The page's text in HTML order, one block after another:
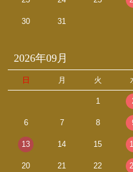
30 31
2026年09月
日 月 火
1
6 7 8
13 14 15
20 21 22